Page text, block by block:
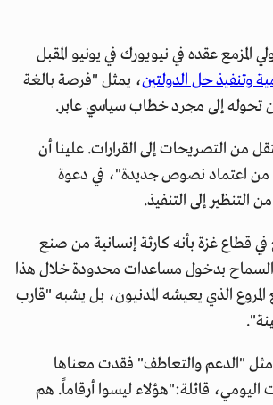
المزمع عقده في نيويورك في يونيو المقبل
وتنفيذ حل الدولتين، يمثل "فرصة بالغة
تحوله إلى مجرد خطاب سياسي عابر.
من التصريحات إلى القرارات. علينا أن
من اعتماد نصوص جديدة"، في دعوة
التنظير إلى التنفيذ.
قطاع غزة بأنه كارثة إنسانية من صنع
السماح بدخول مساعدات محدودة خلال هذا
المروع الذي يعيشه المدنيون، بل يشبه "قارب
"الدعم والتعاطف" فقدت معناها
اليومي، قائلة:"هؤلاء ليسوا أرقاماً. هم